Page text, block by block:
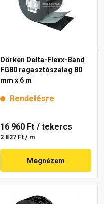
Dörken Delta-Flexx-Band
FG80 ragasztószalag 80
mm x 6 m
Rendelésre
16 960 Ft / tekercs
2 827 Ft / m
Megnézem